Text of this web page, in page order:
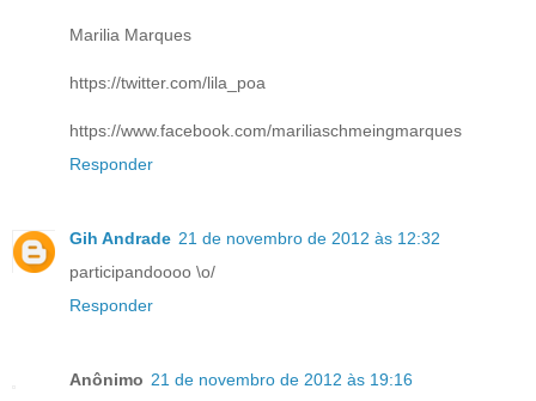
Marilia Marques
https://twitter.com/lila_poa
https://www.facebook.com/mariliaschmeingmarques
Responder
Gih Andrade 21 de novembro de 2012 às 12:32
participandoooo \o/
Responder
Anônimo 21 de novembro de 2012 às 19:16